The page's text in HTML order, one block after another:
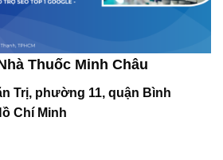
Thuốc Minh Châu
Trị, phường 11, quận Bình
Chí Minh